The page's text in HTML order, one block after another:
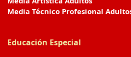
Media Técnico Profesional
Educación Especial